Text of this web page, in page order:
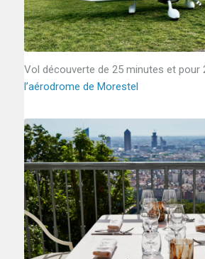
Vol découverte de 25 minutes et pour
l’aérodrome de Morestel